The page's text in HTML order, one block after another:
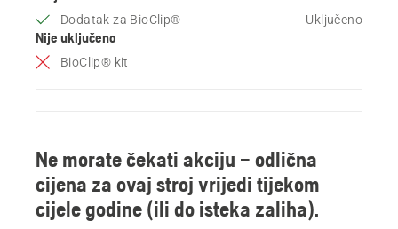
Dodatak za BioClip® Uključeno
Nije uključeno
BioClip® kit
Ne morate čekati akciju – odlična
cijena za ovaj stroj vrijedi tijekom
cijele godine (ili do isteka zaliha).